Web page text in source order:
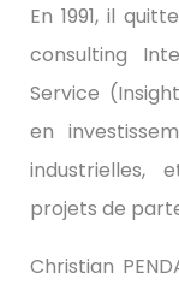
En 1991, il
consulting
Service
en
industrielles,
projets de
Christian